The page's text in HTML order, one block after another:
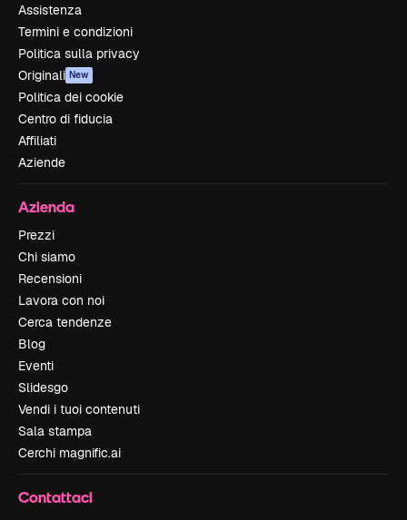
Assistenza
Termini e condizioni
Politica sulla privacy
Originali New
Politica dei cookie
Centro di fiducia
Affiliati
Aziende
Azienda
Prezzi
Chi siamo
Recensioni
Lavora con noi
Cerca tendenze
Blog
Eventi
Slidesgo
Vendi i tuoi contenuti
Sala stampa
Cerchi magnific.ai
Contattaci